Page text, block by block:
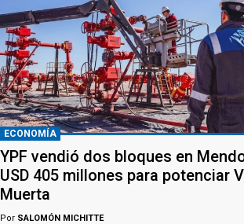
ECONOMÍA
YPF vendió dos bloques en
USD 405 millones para potenciar
Muerta
Por SALOMÓN MICHITTE